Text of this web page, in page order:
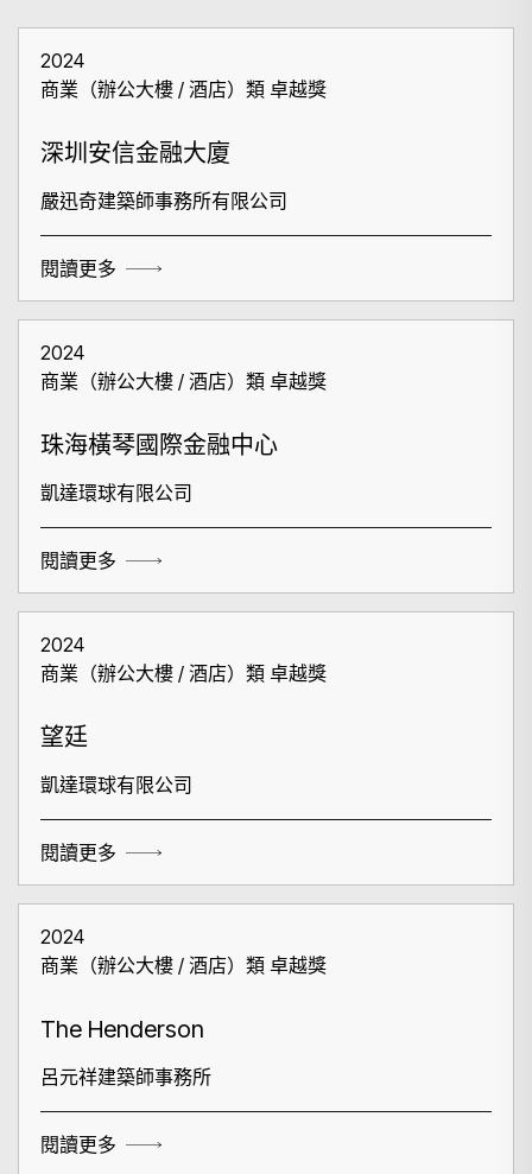
搜尋
2024
商業（辦公大樓 / 酒店）類 卓越獎
深圳安信金融大廈
嚴迅奇建築師事務所有限公司
閱讀更多
2024
商業（辦公大樓 / 酒店）類 卓越獎
珠海橫琴國際金融中心
凱達環球有限公司
閱讀更多
2024
商業（辦公大樓 / 酒店）類 卓越獎
望廷
凱達環球有限公司
閱讀更多
2024
商業（辦公大樓 / 酒店）類 卓越獎
The Henderson
呂元祥建築師事務所
閱讀更多